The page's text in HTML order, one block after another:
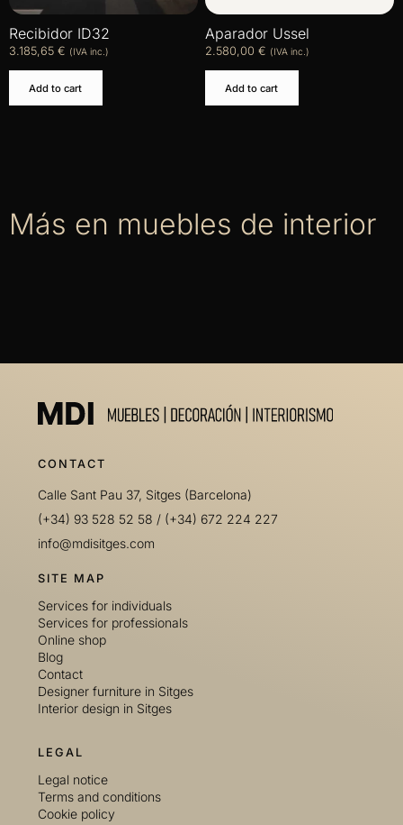
Recibidor ID32
3.185,65 € (IVA inc.)
Add to cart
Aparador Ussel
2.580,00 € (IVA inc.)
Add to cart
Más en muebles de interior
CONTACT
Calle Sant Pau 37, Sitges (Barcelona)
(+34) 93 528 52 58 / (+34) 672 224 227
info@mdisitges.com
SITE MAP
Services for individuals
Services for professionals
Online shop
Blog
Contact
Designer furniture in Sitges
Interior design in Sitges
LEGAL
Legal notice
Terms and conditions
Cookie policy